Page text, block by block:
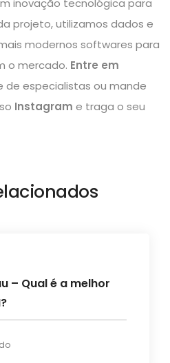
inovação tecnológica para
projeto, utilizamos dados e
modernos softwares para
o mercado. Entre em
de especialistas ou mande
Instagram e traga o seu
– Qual é a melhor